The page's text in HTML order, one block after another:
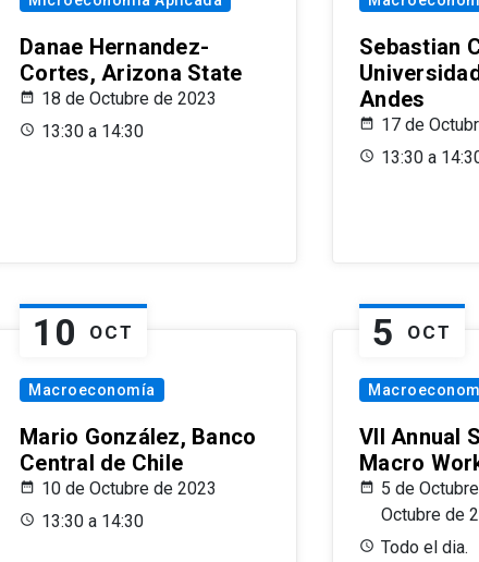
Danae Hernandez-
Cortes, Arizona State
18 de Octubre de 2023
13:30 a 14:30
Sebastian
Andes
17 de
13:30 a
10 OCT
Macroeconomía
Mario González, Banco
Central de Chile
10 de Octubre de 2023
13:30 a 14:30
5 OCT
VII Annual
Macro
5 de
Octubre de
Todo el dia.